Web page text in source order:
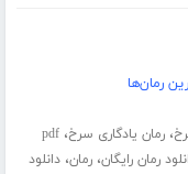
رمان‌ها
،رمان یادگاری سرخ،pdf
رمان رایگان،رمان،دانلود